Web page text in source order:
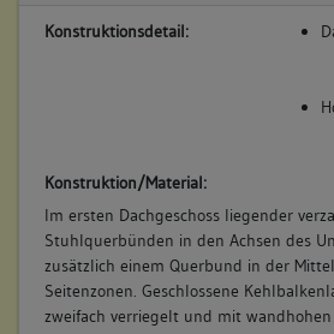
Konstruktionsdetail:
Konstruktion/Material:
Im ersten Dachgeschoss liegender
Stuhlquerbünden in den Achsen des
zusätzlich einem Querbund in der
Seitenzonen. Geschlossene
zweifach verriegelt und mit